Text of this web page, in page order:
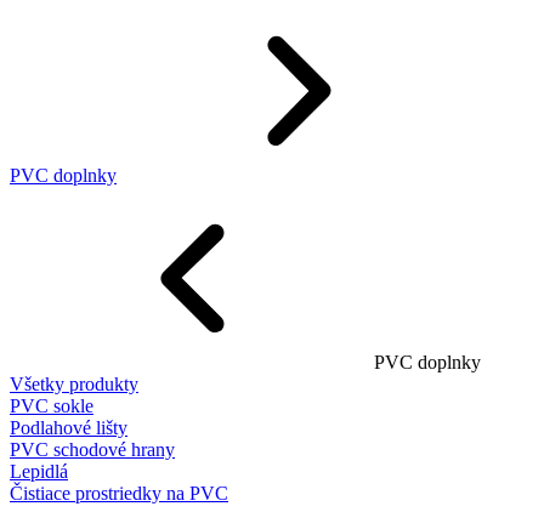
PVC doplnky
PVC doplnky
Všetky produkty
PVC sokle
Podlahové lišty
PVC schodové hrany
Lepidlá
Čistiace prostriedky na PVC